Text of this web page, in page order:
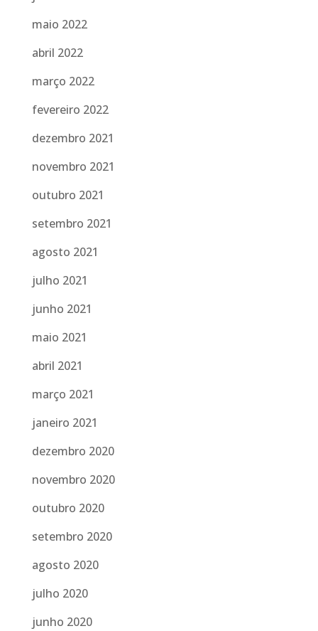
maio 2022
abril 2022
março 2022
fevereiro 2022
dezembro 2021
novembro 2021
outubro 2021
setembro 2021
agosto 2021
julho 2021
junho 2021
maio 2021
abril 2021
março 2021
janeiro 2021
dezembro 2020
novembro 2020
outubro 2020
setembro 2020
agosto 2020
julho 2020
junho 2020